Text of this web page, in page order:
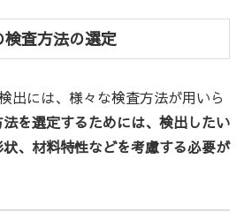
査方法の選定
出には、様々な検査方法が用いら
を選定するためには、検出したい
、材料特性などを考慮する必要が